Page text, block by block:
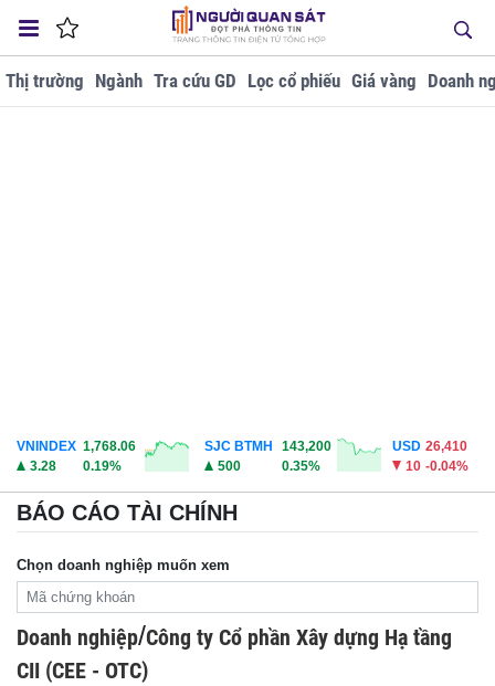
Thị trường Ngành Tra cứu GD Lọc cổ phiếu Giá vàng Doanh
VNINDEX 1,768.06
3.28
0.19%
SJC BTMH
143,200
500
0.35%
USD 26,410
10 -0.04%
BÁO CÁO TÀI CHÍNH
Chọn doanh nghiệp muốn xem
Doanh nghiệp/Công ty Cổ phần Xây dựng Hạ tầng
CII (CEE - OTC)